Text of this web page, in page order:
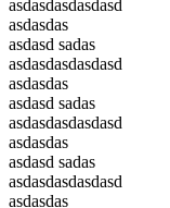
asdasdasdasdasd
asdasdas
asdasd sadas
asdasdasdasdasd
asdasdas
asdasd sadas
asdasdasdasdasd
asdasdas
asdasd sadas
asdasdasdasdasd
asdasdas